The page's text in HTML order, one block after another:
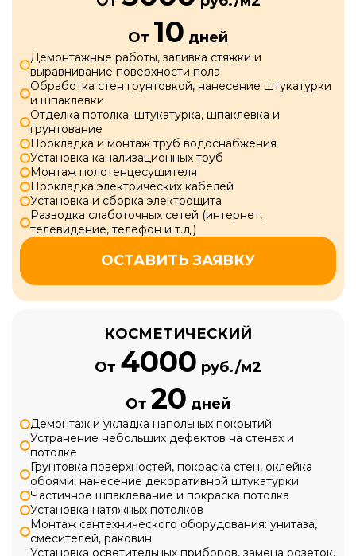
От 10 дней
Демонтажные работы, заливка стяжки и
выравнивание поверхности пола
Обработка стен грунтовкой, нанесение штукатурки
и шпаклевки
Отделка потолка: штукатурка, шпаклевка и
грунтование
Прокладка и монтаж труб водоснабжения
Установка канализационных труб
Монтаж полотенцесушителя
Прокладка электрических кабелей
Установка и сборка электрощита
Разводка слаботочных сетей (интернет,
телевидение, телефон и т.д.)
ОСТАВИТЬ ЗАЯВКУ
КОСМЕТИЧЕСКИЙ
От 4000 руб./м2
От 20 дней
Демонтаж и укладка напольных покрытий
Устранение небольших дефектов на стенах и
потолке
Грунтовка поверхностей, покраска стен, оклейка
обоями, нанесение декоративной штукатурки
Частичное шпаклевание и покраска потолка
Установка натяжных потолков
Монтаж сантехнического оборудования: унитаза,
смесителей, раковин
Установка осветительных приборов, замена розеток,